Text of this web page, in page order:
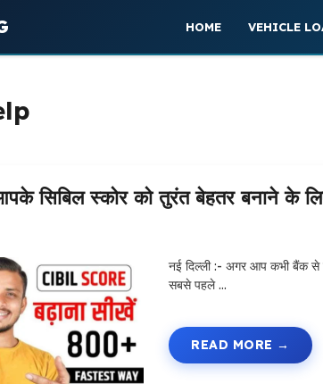
HOME VEHICLE
सिबिल स्कोर को तुरंत बेहतर बनाने के
नई दिल्ली :- अगर आप कभी बैंक से
सबसे पहले …
READ MORE